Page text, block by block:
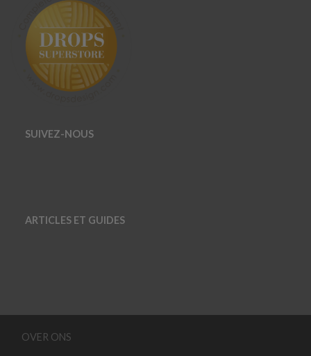
SUIVEZ-NOUS
ARTICLES ET GUIDES
OVER ONS